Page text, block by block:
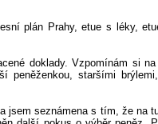
plán Prahy, etue s léky,
doklady. Vzpomínám si
staršími
seznámena s tím, že na